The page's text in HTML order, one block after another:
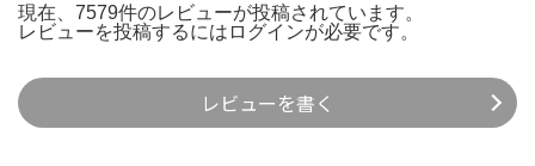
現在、7579件のレビューが投稿されています。
レビューを投稿するには ログインが必要です。
レビューを書く